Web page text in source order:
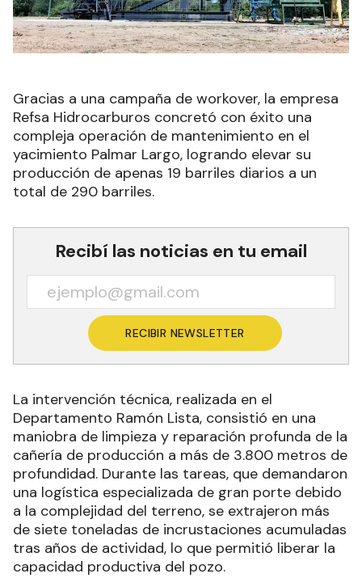
Gracias a una campaña de workover, la empresa
Refsa Hidrocarburos concretó con éxito una
compleja operación de mantenimiento en el
yacimiento Palmar Largo, logrando elevar su
producción de apenas 19 barriles diarios a un
total de 290 barriles.
Recibí las noticias en tu email
RECIBIR NEWSLETTER
La intervención técnica, realizada en el
Departamento Ramón Lista, consistió en una
maniobra de limpieza y reparación profunda de la
cañería de producción a más de 3.800 metros de
profundidad. Durante las tareas, que demandaron
una logística especializada de gran porte debido
a la complejidad del terreno, se extrajeron más
de siete toneladas de incrustaciones acumuladas
tras años de actividad, lo que permitió liberar la
capacidad productiva del pozo.